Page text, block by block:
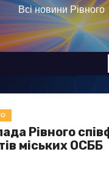
Всі новини Рівного
Рівного
міських ОСББ